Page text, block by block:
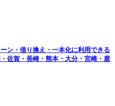
ン・借り換え・一本化に利用できる
佐賀・長崎・熊本・大分・宮崎・鹿